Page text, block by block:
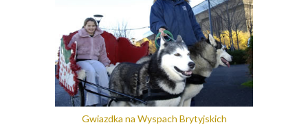
Gwiazdka na Wyspach Brytyjskich